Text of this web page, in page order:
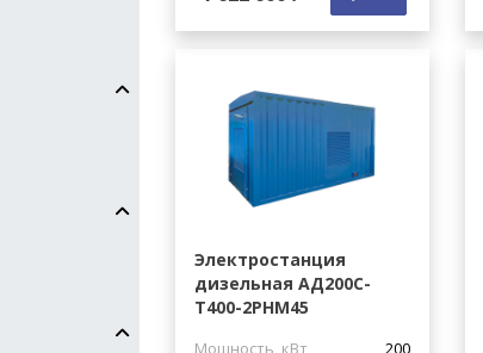
Электростанция
дизельная АД200С-
Т400-2РНМ45
Мощность, кВт
200